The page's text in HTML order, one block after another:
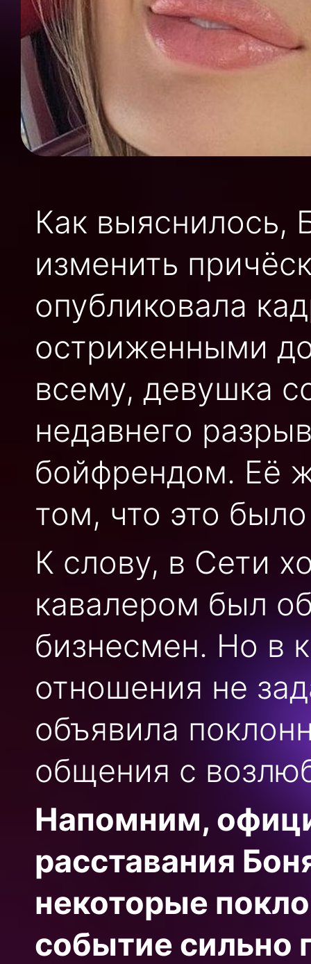
Как выяснилось,
изменить
опубликовала
остриженными
всему, девушка
недавнего
бойфрендом. Её
том, что это
К слову, в Сети
кавалером был
бизнесмен. Но в
отношения не
объявила
общения с
Напомним,
расставания
некоторые
событие сильно